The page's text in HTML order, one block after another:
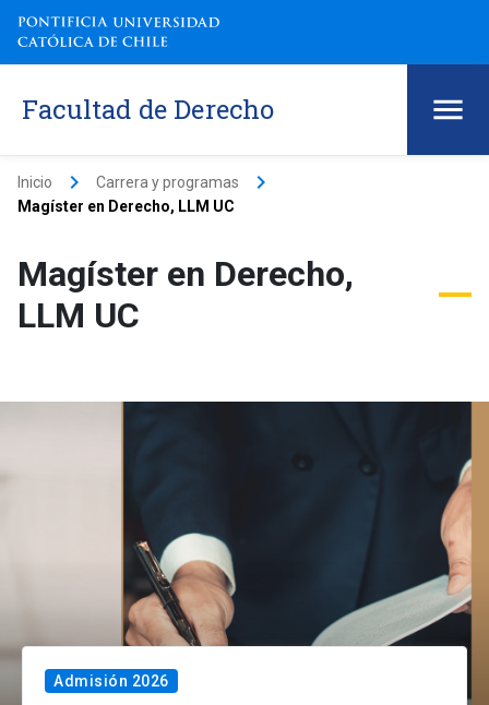
Facultad de Derecho
Inicio keyboard_arrow_right Carrera y programas keyboard_arrow_right
Magíster en Derecho, LLM UC
Magíster en Derecho,
LLM UC
Admisión 2026